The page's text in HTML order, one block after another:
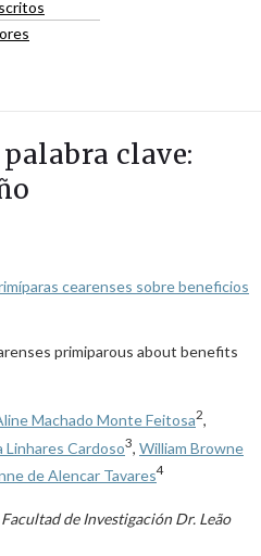
clave:
cearenses sobre beneficios
primiparous about benefits
Machado Monte Feitosa2,
Linhares Cardoso3 William Browne
de Alencar Tavares4
de Investigación Dr. Leão